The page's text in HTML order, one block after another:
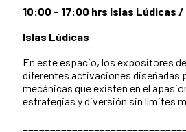
10:00 - 17:00 hrs Islas Lúdicas /
Islas Lúdicas
En este espacio, los expositores
diferentes activaciones diseñadas
mecánicas que existen en el
estrategias y diversión sin límites